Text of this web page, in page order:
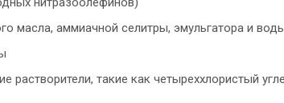
масла, аммиачной селитры, эмульгатора и
растворители, такие как четыреххлористый